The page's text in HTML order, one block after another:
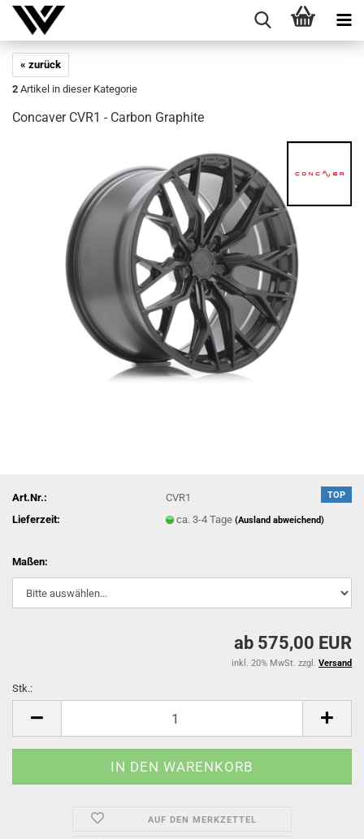
« zurück
2 Artikel in dieser Kategorie
Con­ca­ver CVR1 - Car­bon Gra­phi­te
TOP
Art.Nr.:
CVR1
Lieferzeit:
ca. 3-4 Tage(Ausland abweichend)
Maßen:
ab 575,00 EUR
inkl. 20% MwSt. zzgl. Versand
Stk.:
AUF DEN MERKZETTEL